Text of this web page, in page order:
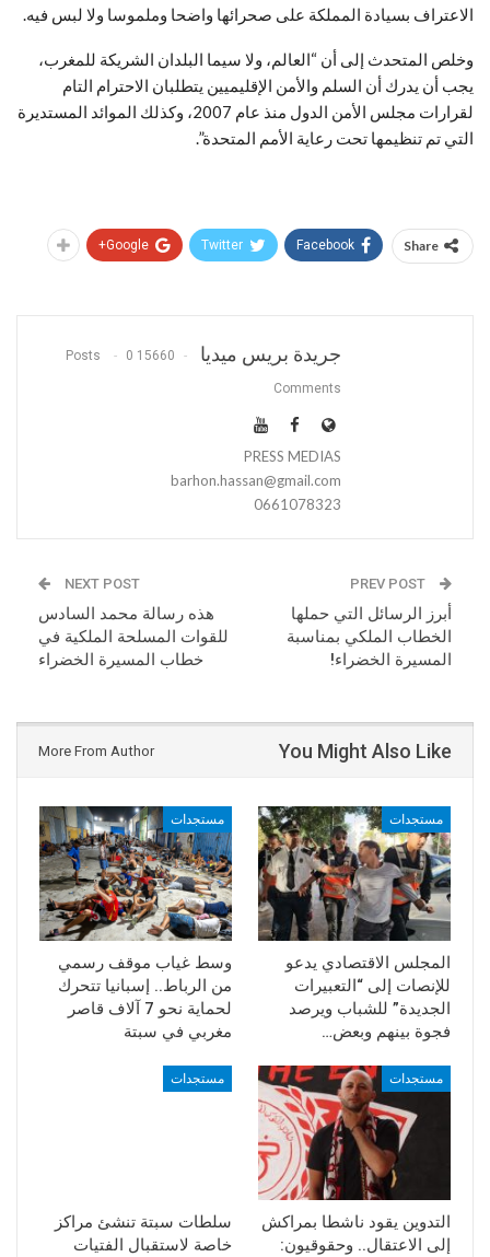
الاعتراف بسيادة المملكة على صحرائها واضحا وملموسا ولا لبس فيه.
وخلص المتحدث إلى أن “العالم، ولا سيما البلدان الشريكة للمغرب،
يجب أن يدرك أن السلم والأمن الإقليميين يتطلبان الاحترام التام
لقرارات مجلس الأمن الدول منذ عام 2007، وكذلك الموائد المستديرة
التي تم تنظيمها تحت رعاية الأمم المتحدة”.
Share
Facebook
Twitter
Google+
جريدة بريس ميديا 15660 Posts
0
Comments
PRESS MEDIAS
barhon.hassan@gmail.com
0661078323
أبرز الرسائل التي حملها
الخطاب الملكي بمناسبة
المسيرة الخضراء!
NEXT POST
هذه رسالة محمد السادس
للقوات المسلحة الملكية في
خطاب المسيرة الخضراء
You Might Also Like
More From Author
مستجدات
المجلس الاقتصادي يدعو
للإنصات إلى “التعبيرات
الجديدة” للشباب ويرصد
فجوة بينهم وبعض…
مستجدات
وسط غياب موقف رسمي
من الرباط.. إسبانيا تتحرك
لحماية نحو 7 آلاف قاصر
مغربي في سبتة
مستجدات
التدوين يقود ناشطا بمراكش
إلى الاعتقال.. وحقوقيون:
مستجدات
سلطات سبتة تنشئ مراكز
خاصة لاستقبال الفتيات